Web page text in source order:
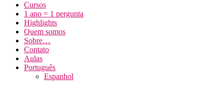
Cursos
1 ano = 1 pergunta
Highlights
Quem somos
Sobre…
Contato
Aulas
Português
Espanhol